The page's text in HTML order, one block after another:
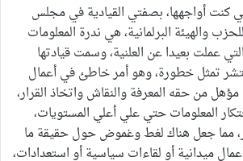
كنت أواجهها، بصفتي القيادية في مجلس
والهيئة البرلمانية، هي ندرة المعلومات
عملت بعيدا عن العلنية، وسمت قيادتها
تمثل خطورة، وهو أمر خاطئ في أعمال
من حقه المعرفة والنقاش واتخاذ القرار،
المعلومات حتي علي أعلي المستويات،
مما جعل هناك لغط وغموض حول حقيقة ما
ميدانية أو لقاءات سياسية أو استعدادات،